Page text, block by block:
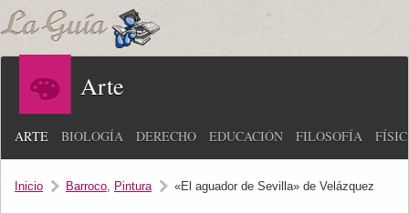
Arte
ARTE BIOLOGÍA DERECHO EDUCACIÓN FILOSOFÍA
Inicio Barroco, Pintura «El aguador de Sevilla» de Velázquez